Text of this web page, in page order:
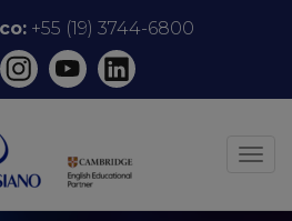
+55 (19) 3744-6800